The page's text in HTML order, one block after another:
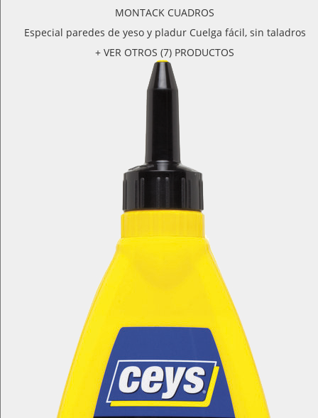
MONTACK CUADROS
Especial paredes de yeso y pladur Cuelga fácil, sin taladros
+ VER OTROS (7) PRODUCTOS